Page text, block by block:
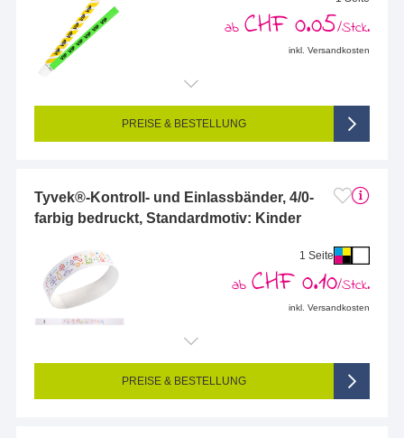
ab CHF 0.05/Stck.
inkl. Versandkosten
PREISE & BESTELLUNG
Tyvek®-Kontroll- und Einlassbänder, 4/0-
farbig bedruckt, Standardmotiv: Kinder
1 Seite
ab CHF 0.10/Stck.
inkl. Versandkosten
PREISE & BESTELLUNG